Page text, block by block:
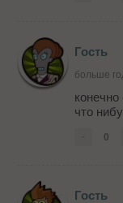
Гость
больше
конечно
что
0
Гость